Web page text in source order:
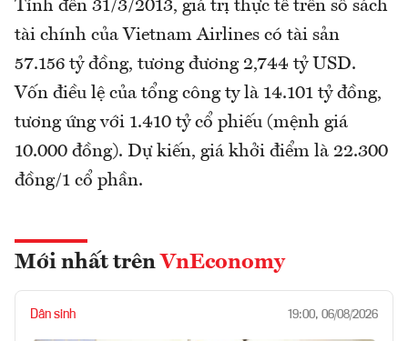
Tính đến 31/3/2013, giá trị thực tế trên sổ sách
tài chính của Vietnam Airlines có tài sản
57.156 tỷ đồng, tương đương 2,744 tỷ USD.
Vốn điều lệ của tổng công ty là 14.101 tỷ đồng,
tương ứng với 1.410 tỷ cổ phiếu (mệnh giá
10.000 đồng). Dự kiến, giá khởi điểm là 22.300
đồng/1 cổ phần.
Mới nhất trên VnEconomy
Dân sinh 19:00, 06/08/2026